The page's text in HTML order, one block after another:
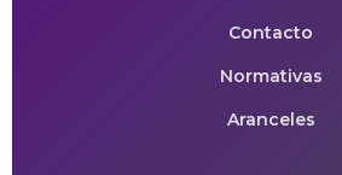
Contacto
Normativas
Aranceles